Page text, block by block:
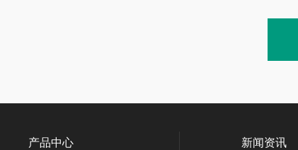
产品中心 新闻资讯